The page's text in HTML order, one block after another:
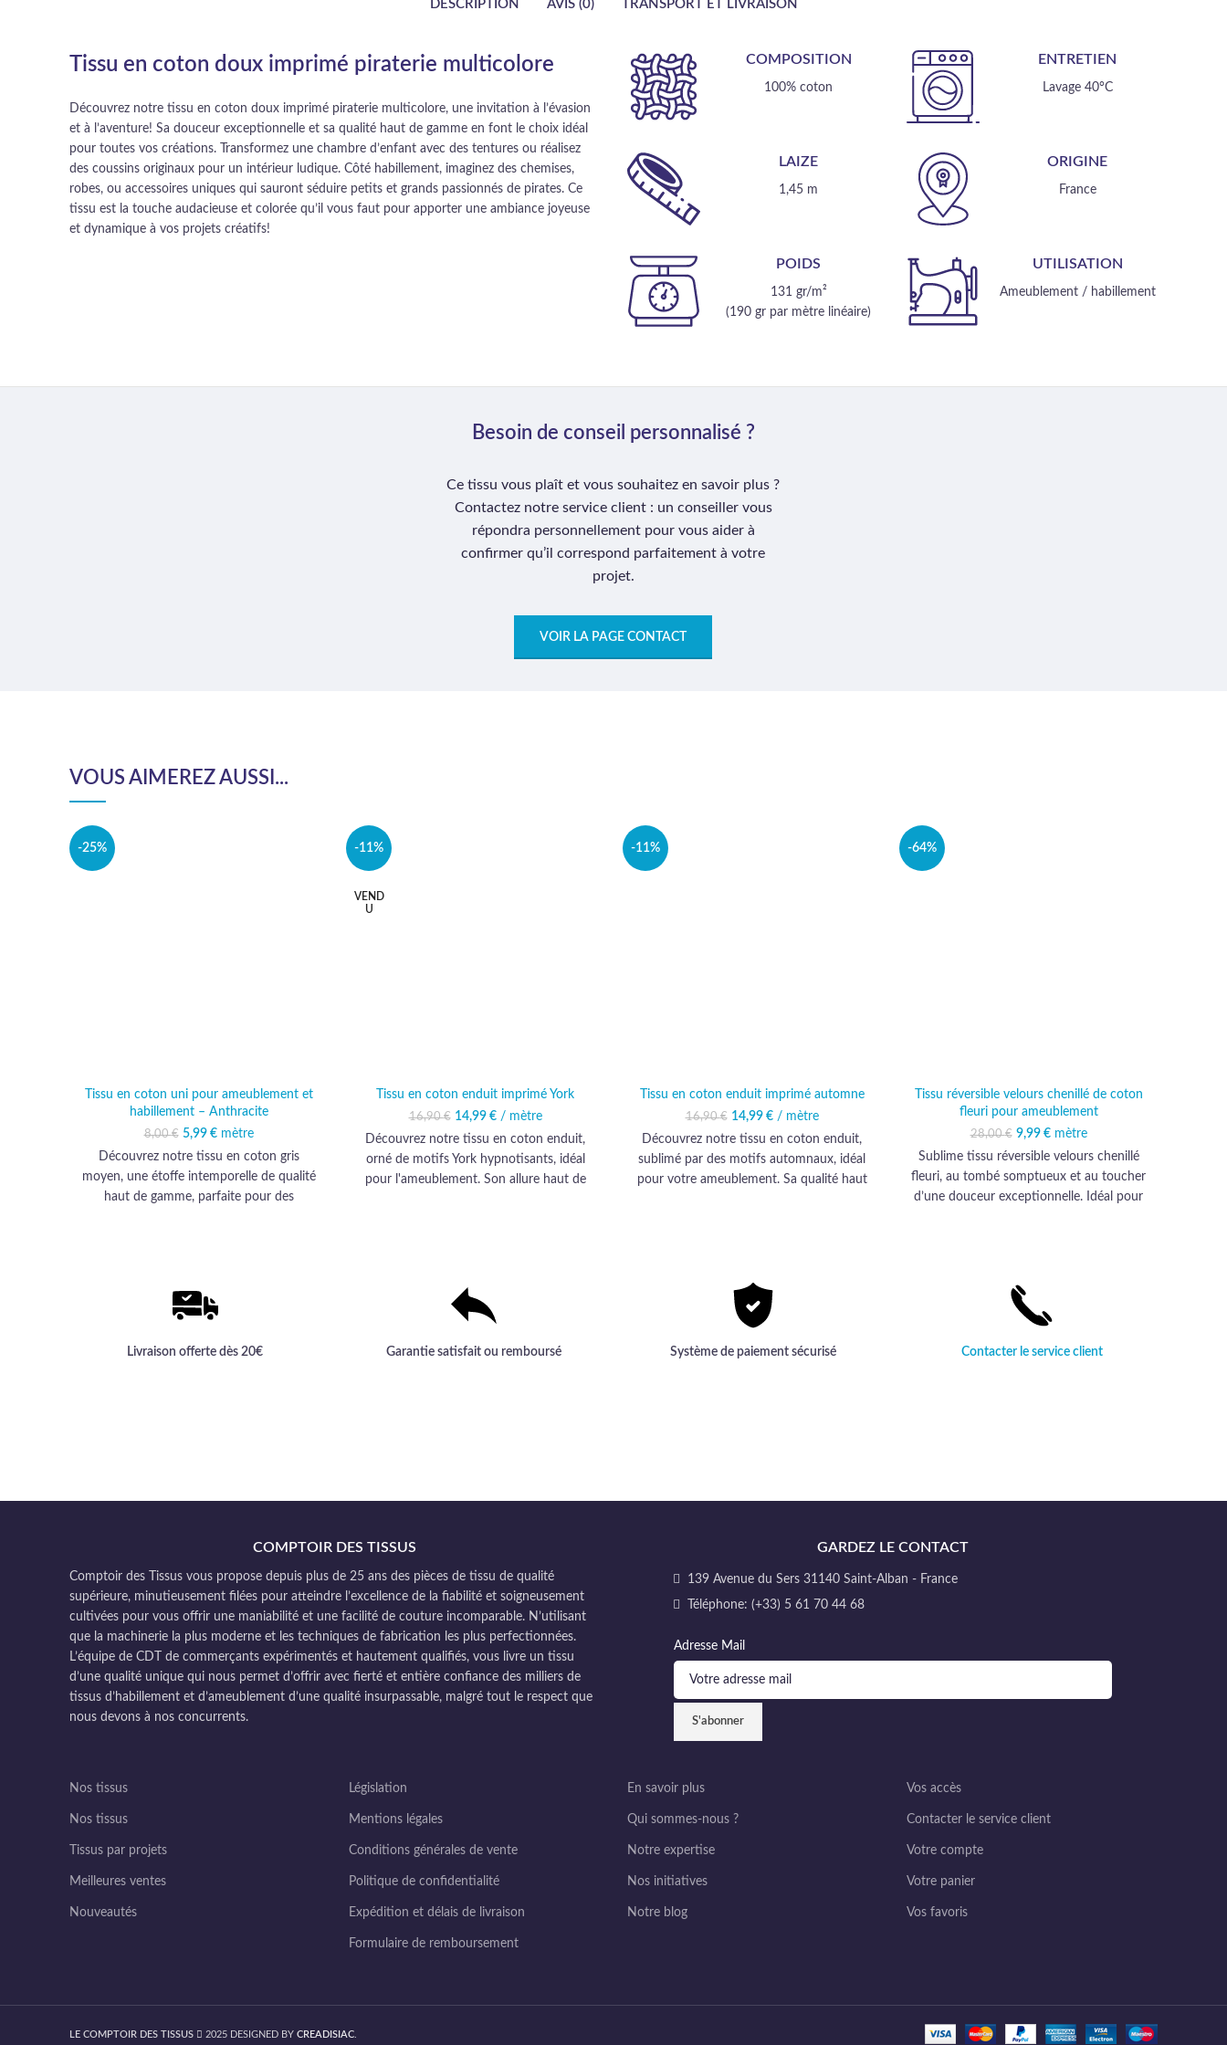
DESCRIPTION AVIS (0) TRANSPORT ET LIVRAISON
Tissu en coton doux imprimé piraterie multicolore
Découvrez notre tissu en coton doux imprimé piraterie multicolore, une invitation à l’évasion
et à l’aventure! Sa douceur exceptionnelle et sa qualité haut de gamme en font le choix idéal
pour toutes vos créations. Transformez une chambre d’enfant avec des tentures ou réalisez
des coussins originaux pour un intérieur ludique. Côté habillement, imaginez des chemises,
robes, ou accessoires uniques qui sauront séduire petits et grands passionnés de pirates. Ce
tissu est la touche audacieuse et colorée qu’il vous faut pour apporter une ambiance joyeuse
et dynamique à vos projets créatifs!
COMPOSITION
100% coton
LAIZE
1,45 m
POIDS
131 gr/m²
(190 gr par mètre linéaire)
ENTRETIEN
Lavage 40°C
ORIGINE
France
UTILISATION
Ameublement / habillement
Besoin de conseil personnalisé ?
Ce tissu vous plaît et vous souhaitez en savoir plus ?
Contactez notre service client : un conseiller vous
répondra personnellement pour vous aider à
confirmer qu’il correspond parfaitement à votre
projet.
VOIR LA PAGE CONTACT
VOUS AIMEREZ AUSSI...
-25%
Tissu en coton uni pour ameublement et
habillement – Anthracite
8,00€
Le prix initial était :
8,00 €.
5,99 € Le prix actuel est :
5,99 €.
mètre
Découvrez notre tissu en coton gris
moyen, une étoffe intemporelle de qualité
haut de gamme, parfaite pour des
-11%
VEND
U
Tissu en coton enduit imprimé York
16,90€
Le prix initial était :
16,90 €.
14,99 € Le prix actuel est :
14,99 €.
/ mètre
Découvrez notre tissu en coton enduit,
orné de motifs York hypnotisants, idéal
pour l'ameublement. Son allure haut de
-11%
Tissu en coton enduit imprimé automne
16,90€
Le prix initial était :
16,90 €.
14,99 € Le prix actuel est :
14,99 €.
/ mètre
Découvrez notre tissu en coton enduit,
sublimé par des motifs automnaux, idéal
pour votre ameublement. Sa qualité haut
-64%
Tissu réversible velours chenillé de coton
fleuri pour ameublement
28,00€
Le prix initial était :
28,00 €.
9,99 € Le prix actuel est :
9,99 €.
mètre
Sublime tissu réversible velours chenillé
fleuri, au tombé somptueux et au toucher
d’une douceur exceptionnelle. Idéal pour
Livraison offerte dès 20€ Garantie satisfait ou remboursé Système de paiement sécurisé Contacter le service client
COMPTOIR DES TISSUS
Comptoir des Tissus vous propose depuis plus de 25 ans des pièces de tissu de qualité
supérieure, minutieusement filées pour atteindre l’excellence de la fiabilité et soigneusement
cultivées pour vous offrir une maniabilité et une facilité de couture incomparable. N’utilisant
que la machinerie la plus moderne et les techniques de fabrication les plus perfectionnées.
L’équipe de CDT de commerçants expérimentés et hautement qualifiés, vous livre un tissu
d’une qualité unique qui nous permet d’offrir avec fierté et entière confiance des milliers de
tissus d’habillement et d’ameublement d’une qualité insurpassable, malgré tout le respect que
nous devons à nos concurrents.
GARDEZ LE CONTACT
139 Avenue du Sers 31140 Saint-Alban - France
Téléphone: (+33) 5 61 70 44 68
Adresse Mail
Nos tissus
Nos tissus
Tissus par projets
Meilleures ventes
Nouveautés
Législation
Mentions légales
Conditions générales de vente
Politique de confidentialité
Expédition et délais de livraison
Formulaire de remboursement
En savoir plus
Qui sommes-nous ?
Notre expertise
Nos initiatives
Notre blog
Vos accès
Contacter le service client
Votre compte
Votre panier
Vos favoris
LE COMPTOIR DES TISSUS 2025 DESIGNED BY CREADISIAC